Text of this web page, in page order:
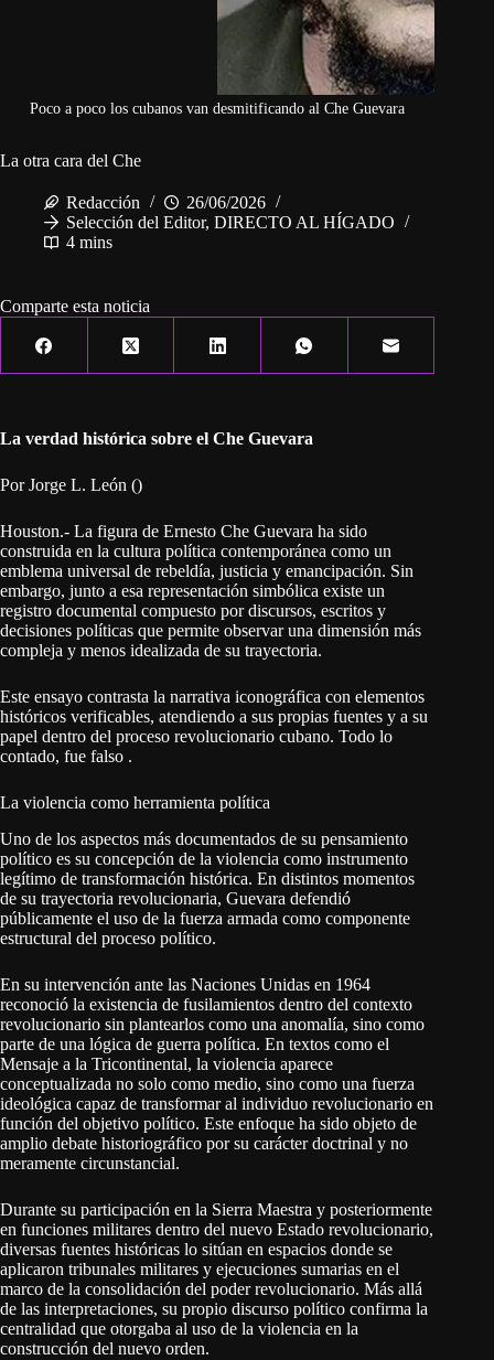
Poco a poco los cubanos van desmitificando al Che Guevara
La otra cara del Che
Redacción
26/06/2026
Selección del Editor, DIRECTO AL HÍGADO
4 mins
Comparte esta noticia
La verdad histórica sobre el Che Guevara
Por Jorge L. León ()
Houston.- La figura de Ernesto Che Guevara ha sido
construida en la cultura política contemporánea como un
emblema universal de rebeldía, justicia y emancipación. Sin
embargo, junto a esa representación simbólica existe un
registro documental compuesto por discursos, escritos y
decisiones políticas que permite observar una dimensión más
compleja y menos idealizada de su trayectoria.
Este ensayo contrasta la narrativa iconográfica con elementos
históricos verificables, atendiendo a sus propias fuentes y a su
papel dentro del proceso revolucionario cubano. Todo lo
contado, fue falso .
La violencia como herramienta política
Uno de los aspectos más documentados de su pensamiento
político es su concepción de la violencia como instrumento
legítimo de transformación histórica. En distintos momentos
de su trayectoria revolucionaria, Guevara defendió
públicamente el uso de la fuerza armada como componente
estructural del proceso político.
En su intervención ante las Naciones Unidas en 1964
reconoció la existencia de fusilamientos dentro del contexto
revolucionario sin plantearlos como una anomalía, sino como
parte de una lógica de guerra política. En textos como el
Mensaje a la Tricontinental, la violencia aparece
conceptualizada no solo como medio, sino como una fuerza
ideológica capaz de transformar al individuo revolucionario en
función del objetivo político. Este enfoque ha sido objeto de
amplio debate historiográfico por su carácter doctrinal y no
meramente circunstancial.
Durante su participación en la Sierra Maestra y posteriormente
en funciones militares dentro del nuevo Estado revolucionario,
diversas fuentes históricas lo sitúan en espacios donde se
aplicaron tribunales militares y ejecuciones sumarias en el
marco de la consolidación del poder revolucionario. Más allá
de las interpretaciones, su propio discurso político confirma la
centralidad que otorgaba al uso de la violencia en la
construcción del nuevo orden.